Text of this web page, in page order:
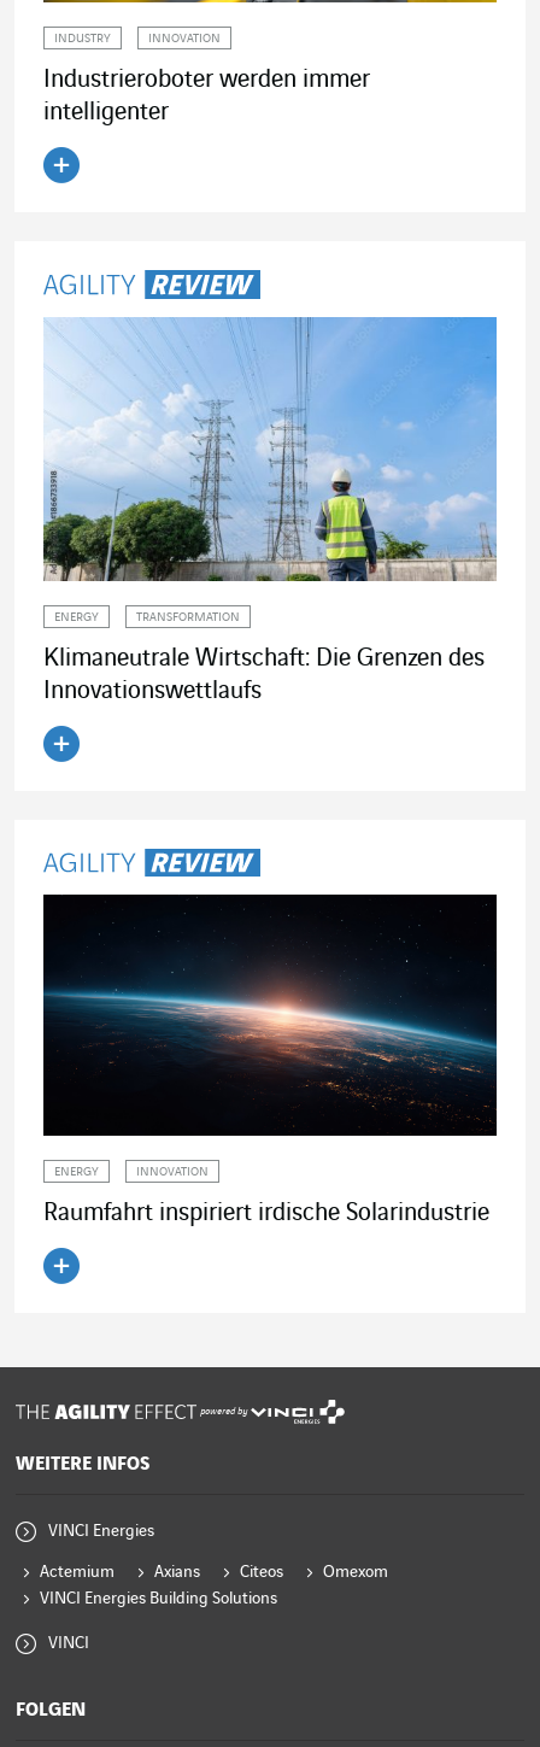
INDUSTRY INNOVATION
Industrieroboter werden immer
intelligenter
ENERGY TRANSFORMATION
Klimaneutrale Wirtschaft: Die Grenzen des
Innovationswettlaufs
ENERGY INNOVATION
Raumfahrt inspiriert irdische Solarindustrie
powered by
WEITERE INFOS
VINCI Energies
Actemium Axians Citeos
Omexom
VINCI Energies Building Solutions
VINCI
FOLGEN